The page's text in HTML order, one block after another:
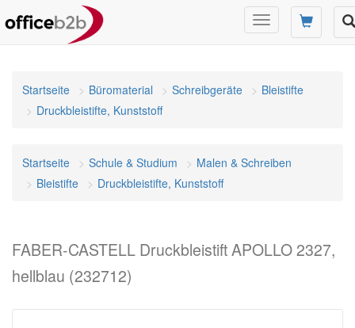
Navigation
umschalten
Startseite Büromaterial Schreibgeräte
Bleistifte
Druckbleistifte, Kunststoff
Startseite Schule & Studium
Malen & Schreiben
Bleistifte
Druckbleistifte, Kunststoff
FABER-CASTELL Druckbleistift APOLLO 2327,
hellblau (232712)